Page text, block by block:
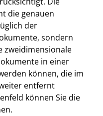
die genauen
der
sondern
zweidimensionale
in einer
können, die im
entfernt
können Sie die